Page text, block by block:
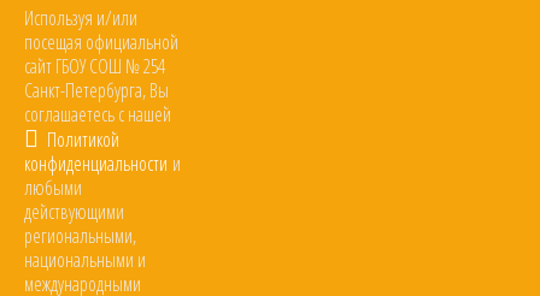
Используя и/или
посещая официальной
сайт ГБОУ СОШ № 254
Санкт-Петербурга, Вы
соглашаетесь с нашей
Политикой
конфиденциальности и
любыми
действующими
региональными,
национальными и
международными